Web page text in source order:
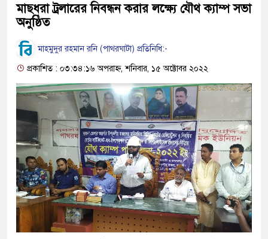
মাছধরা ট্রলারের নিবন্ধন করার লক্ষ্যে যৌথ ক্যাম্প সভা
অনুষ্ঠিত
মাহমুদুর রহমান রনি (পাথরঘাটা) প্রতিনিধি:-
প্রকাশিত : ০৩:৩৪:১৬ অপরাহ্ন, শনিবার, ১৫ অক্টোবর ২০২২